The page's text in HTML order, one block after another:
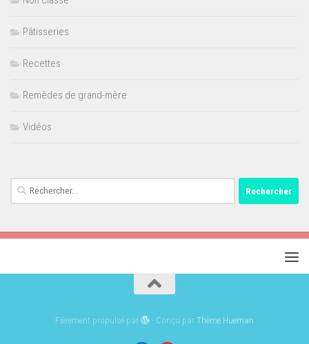
Pâtisseries
Recettes
Remèdes de grand-mère
Vidéos
Rechercher :
Fièrement propulsé par - Conçu parThème Hueman